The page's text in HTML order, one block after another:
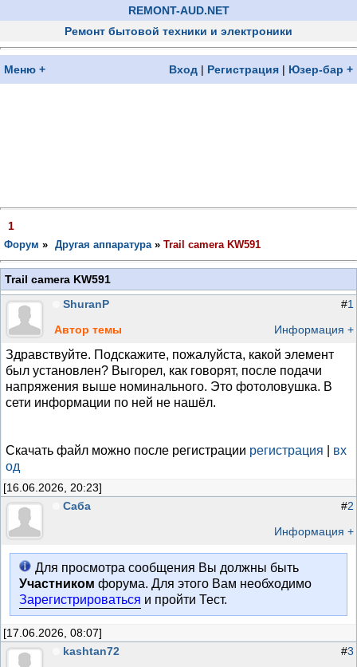
REMONT-AUD.NET
Ремонт бытовой техники и электроники
Меню + Вход | Регистрация | Юзер-бар +
1
Форум » Другая аппаратура » Trail camera KW591
Trail camera KW591
ShuranP
Автор темы
#1
Информация +
Здравствуйте. Подскажите, пожалуйста, какой элемент
был установлен? Выгорел, как говорят, после подачи
напряжения выше номинального. Это фотоловушка. В
сети информации по ней не нашёл.
Скачать файл можно после регистрации регистрация
вх
од
[16.06.2026, 20:23]
Саба
#2
Информация +
Для просмотра сообщения Вы должны быть
Участником форума. Для этого Вам необходимо
Зарегистрироваться и пройти Тест.
[17.06.2026, 08:07]
kashtan72
#3